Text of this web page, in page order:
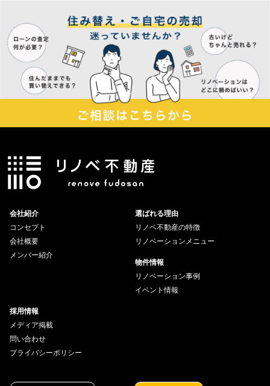
会社紹介
コンセプト
会社概要
メンバー紹介
選ばれる理由
リノベ不動産の特徴
リノベーションメニュー
物件情報
リノベーション事例
イベント情報
採用情報
メディア掲載
問い合わせ
プライバシーポリシー